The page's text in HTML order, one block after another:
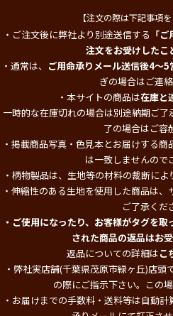
【注文の際は下記事項
・ご注文後に弊社より別途送信する 「
注文をお受けしたこ
・通常は、 ご用命承りメール送信後4～
ぎの場合はご連絡
・本サイトの商品は在庫と
一時的な在庫切れの場合は別途納期ご
了の場合はご容
・掲載商品写真・色見本とお届けする
は一致しませんので
・柄物製品は、生地等の材料の裁断によ
・伸縮性のある生地を使用した商品は
ご了承くだ
・ご使用になったり、お客様がタグを
された商品の返品はお受
返品についての詳細はこ
・弊社実店舗(千葉県茂原市緑ヶ丘)店
の際にご指示下さい。この
・お届けまでの手数料・送料等は自動